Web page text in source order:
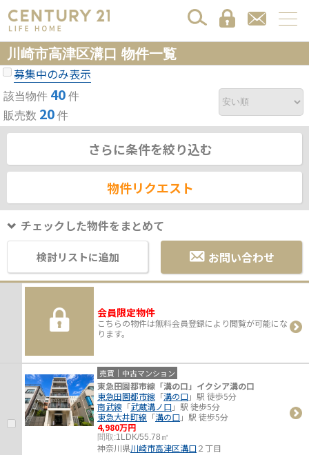
川崎市高津区溝口 物件一覧
募集中のみ表示
該当物件 40 件
販売数 20 件
さらに条件を絞り込む
物件リクエスト
チェックした物件をまとめて
検討リストに追加 お問い合わせ
会員限定物件
こちらの物件は無料会員登録により閲覧が可能にな
ります。
売買｜中古マンション
東急田園都市線「溝の口」イクシア溝の口
東急田園都市線 「溝の口 」駅 徒歩5分
南武線 「武蔵溝ノ口 」駅 徒歩5分
東急大井町線 「溝の口 」駅 徒歩5分
4,980万円
間取:1LDK/55.78㎡
神奈川県川崎市高津区溝口 ２丁目